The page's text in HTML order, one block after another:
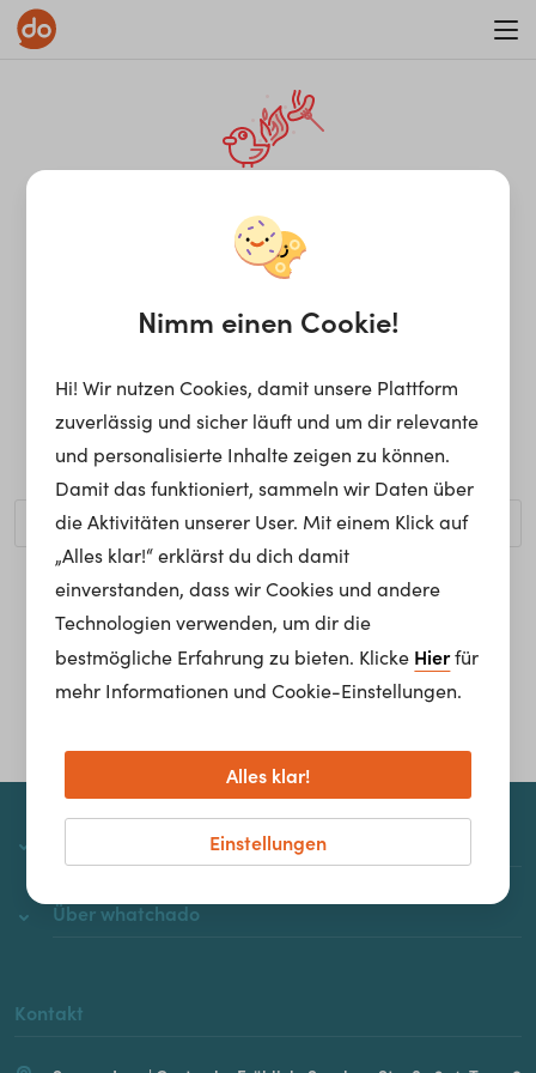
¡Ay, caramba! Seite nicht
gefunden.
Ups, die gewünschte Seite kann nicht gefunden werden.
Möchtest du nach einem bestimmten Begriff suchen?
Homepage
Über whatchado
Kontakt
Nimm einen Cookie!
Hi! Wir nutzen Cookies, damit unsere Plattform
zuverlässig und sicher läuft und um dir relevante
und personalisierte Inhalte zeigen zu können.
Damit das funktioniert, sammeln wir Daten über
die Aktivitäten unserer User. Mit einem Klick auf
„Alles klar!“ erklärst du dich damit
einverstanden, dass wir Cookies und andere
Technologien verwenden, um dir die
bestmögliche Erfahrung zu bieten. Klicke Hierfür
mehr Informationen und Cookie-Einstellungen.
Einstellungen
Alles klar!